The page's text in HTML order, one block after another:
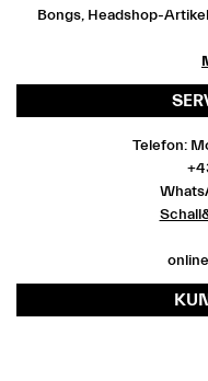
Bongs, Headshop-
Telefon: